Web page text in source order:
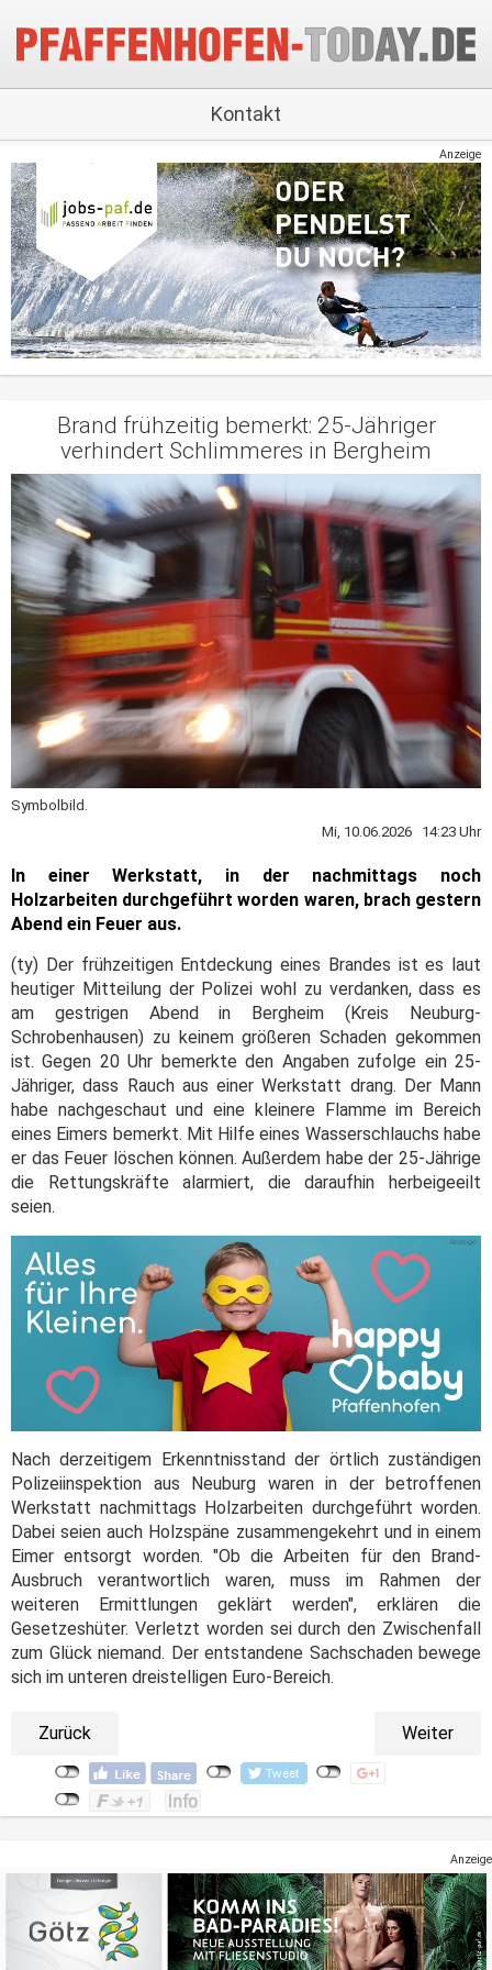
Kontakt
Anzeige
Brand frühzeitig bemerkt: 25-Jähriger
verhindert Schlimmeres in Bergheim
Symbolbild.
Mi, 10.06.2026 14:23 Uhr
In einer Werkstatt, in der nachmittags noch
Holzarbeiten durchgeführt worden waren, brach gestern
Abend ein Feuer aus.
(ty) Der frühzeitigen Entdeckung eines Brandes ist es laut
heutiger Mitteilung der Polizei wohl zu verdanken, dass es
am gestrigen Abend in Bergheim (Kreis Neuburg-
Schrobenhausen) zu keinem größeren Schaden gekommen
ist. Gegen 20 Uhr bemerkte den Angaben zufolge ein 25-
Jähriger, dass Rauch aus einer Werkstatt drang. Der Mann
habe nachgeschaut und eine kleinere Flamme im Bereich
eines Eimers bemerkt. Mit Hilfe eines Wasserschlauchs habe
er das Feuer löschen können. Außerdem habe der 25-Jährige
die Rettungskräfte alarmiert, die daraufhin herbeigeeilt
seien.
Nach derzeitigem Erkenntnisstand der örtlich zuständigen
Polizeiinspektion aus Neuburg waren in der betroffenen
Werkstatt nachmittags Holzarbeiten durchgeführt worden.
Dabei seien auch Holzspäne zusammengekehrt und in einem
Eimer entsorgt worden. "Ob die Arbeiten für den Brand-
Ausbruch verantwortlich waren, muss im Rahmen der
weiteren Ermittlungen geklärt werden", erklären die
Gesetzeshüter. Verletzt worden sei durch den Zwischenfall
zum Glück niemand. Der entstandene Sachschaden bewege
sich im unteren dreistelligen Euro-Bereich.
Zurück Weiter
Anzeige